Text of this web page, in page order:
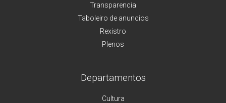
Transparencia
Taboleiro de anuncios
Rexistro
Plenos
Departamentos
Cultura